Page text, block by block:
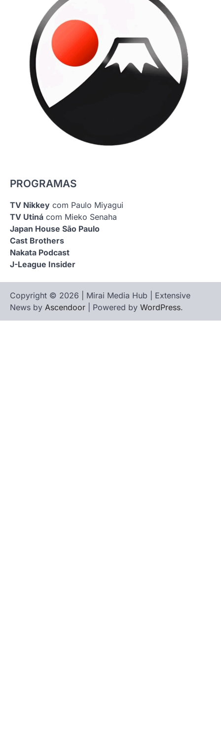
PROGRAMAS
TV Nikkey com Paulo Miyagui
TV Utiná com Mieko Senaha
Japan House São Paulo
Cast Brothers
Nakata Podcast
J-League Insider
Copyright © 2026 | Mirai Media Hub | Extensive
News by Ascendoor | Powered by WordPress.